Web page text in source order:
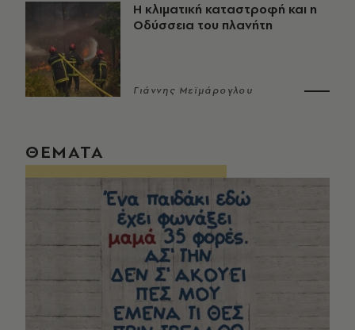
Η κλιματική καταστροφή και η
Οδύσσεια του πλανήτη
Γιάννης Μεϊμάρογλου
ΘΕΜΑΤΑ